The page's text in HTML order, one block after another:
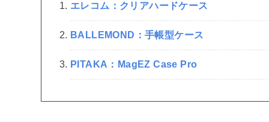
エレコム：クリアハードケース
BALLEMOND：手帳型ケース
PITAKA：MagEZ Case Pro